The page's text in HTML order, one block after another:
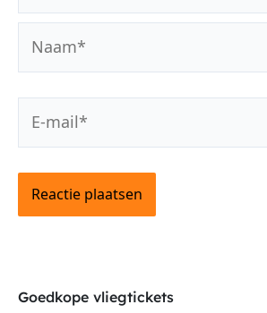
Goedkope vliegtickets
mail*